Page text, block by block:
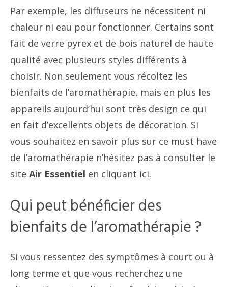
Par exemple, les diffuseurs ne nécessitent ni
chaleur ni eau pour fonctionner. Certains sont
fait de verre pyrex et de bois naturel de haute
qualité avec plusieurs styles différents à
choisir. Non seulement vous récoltez les
bienfaits de l’aromathérapie, mais en plus les
appareils aujourd’hui sont très design ce qui
en fait d’excellents objets de décoration. Si
vous souhaitez en savoir plus sur ce must have
de l’aromathérapie n’hésitez pas à consulter le
site Air Essentiel en cliquant ici.
Qui peut bénéficier des
bienfaits de l’aromathérapie ?
Si vous ressentez des symptômes à court ou à
long terme et que vous recherchez une